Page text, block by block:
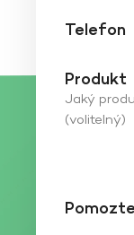
Telefon
Produkt
Jaký
(volitelný)